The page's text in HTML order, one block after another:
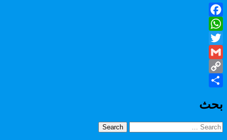
Facebook
WhatsApp
Twitter
Gmail
Copy
بحث
Search
for: